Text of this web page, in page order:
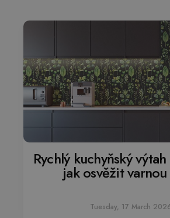
Rychlý kuchyňský
jak osvěžit
Tuesday, 17 March